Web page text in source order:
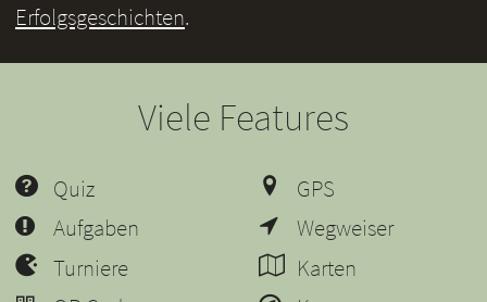
Erfolgsgeschichten.
Viele Features
Quiz
Aufgaben
Turniere
GPS
Wegweiser
Karten